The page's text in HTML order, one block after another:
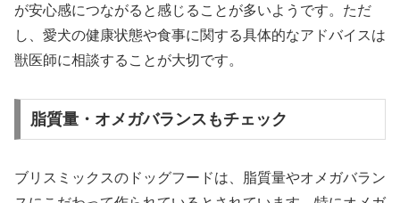
が安心感につながると感じることが多いようです。ただ
し、愛犬の健康状態や食事に関する具体的なアドバイスは
獣医師に相談することが大切です。
脂質量・オメガバランスもチェック
ブリスミックスのドッグフードは、脂質量やオメガバラン